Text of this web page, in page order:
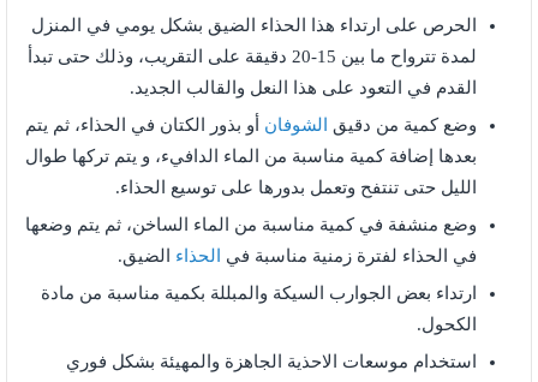
الحرص على ارتداء هذا الحذاء الضيق بشكل يومي في المنزل
لمدة تترواح ما بين 15-20 دقيقة على التقريب، وذلك حتى تبدأ
القدم في التعود على هذا النعل والقالب الجديد.
وضع كمية من دقيق الشوفان أو بذور الكتان في الحذاء، ثم يتم
بعدها إضافة كمية مناسبة من الماء الدافيء، و يتم تركها طوال
الليل حتى تنتفح وتعمل بدورها على توسيع الحذاء.
وضع منشفة في كمية مناسبة من الماء الساخن، ثم يتم وضعها
في الحذاء لفترة زمنية مناسبة في
الحذاء الضيق.
ارتداء بعض الجوارب السيكة والمبللة بكمية مناسبة من مادة
الكحول.
استخدام موسعات الاحذية الجاهزة والمهيئة بشكل فوري